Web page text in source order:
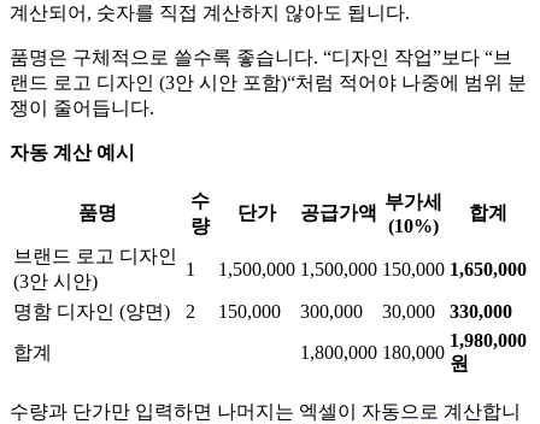
계산되어, 숫자를 직접 계산하지 않아도 됩니다.
품명은 구체적으로 쓸수록 좋습니다. “디자인 작업”보다 “브
랜드 로고 디자인 (3안 시안 포함)“처럼 적어야 나중에 범위 분
쟁이 줄어듭니다.
자동 계산 예시
품명
수
량
단가 공급가액
부가세
(10%)
합계
브랜드 로고 디자인
(3안 시안)
1 1,500,000 1,500,000 150,000 1,650,000
명함 디자인 (양면) 2 150,000 300,000 30,000
330,000
합계
1,800,000 180,000
1,980,000
원
수량과 단가만 입력하면 나머지는 엑셀이 자동으로 계산합니